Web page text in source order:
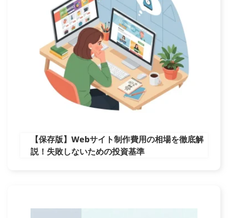
【保存版】Webサイト制作費用の相場を徹底解
説！失敗しないための投資基準